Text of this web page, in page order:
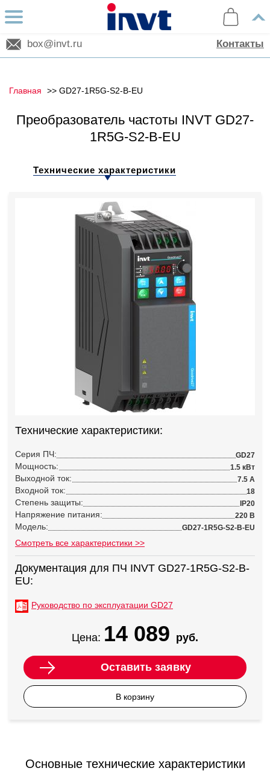
box@invt.ru Контакты
Главная GD27-1R5G-S2-B-EU
Преобразователь частоты INVT GD27-
1R5G-S2-B-EU
Технические характеристики
Технические характеристики:
Серия ПЧ: GD27
Мощность: 1.5 кВт
Выходной ток: 7.5 А
Входной ток: 18
Степень защиты: IP20
Напряжение питания: 220 В
Модель: GD27-1R5G-S2-B-EU
Смотреть все характеристики >>
Документация для ПЧ INVT GD27-1R5G-S2-B-
EU:
Руководство по эксплуатации GD27
Цена: 14 089 руб.
Оставить заявку
В корзину
Основные технические характеристики